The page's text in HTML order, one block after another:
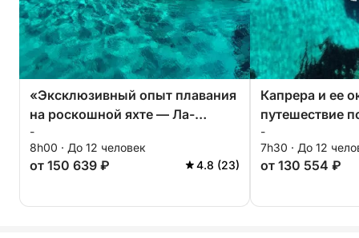
«Эксклюзивный опыт плавания
на роскошной яхте — Ла-
Маддалена — Палау Марина —
Полту Куату — Коста
Смеральда» «Эксклюзивный
шлюпке — Ла-Маддалена —
-
8h00 · До 12 человек
от 150 639 ₽ 4.8 (23)
Капрера и ее
путешествие
водам
Маддалена-
-
7h30 · До 12
от 130 554 ₽